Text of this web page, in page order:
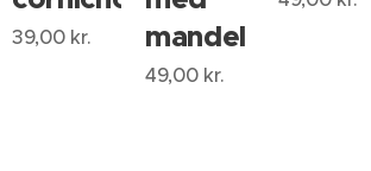
39,00kr.
mandel
49,00kr.